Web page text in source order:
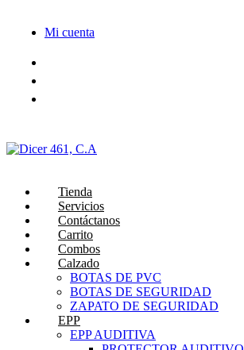
contenido
Mi cuenta
Tienda
Servicios
Contáctanos
Carrito
Combos
Calzado
BOTAS DE PVC
BOTAS DE SEGURIDAD
ZAPATO DE SEGURIDAD
EPP
EPP AUDITIVA